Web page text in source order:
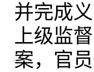
并完成
上级监
案，官